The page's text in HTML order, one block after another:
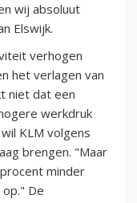
wij absoluut
Elswijk.
verhogen
het verlagen van
niet dat een
werkdruk
KLM volgens
brengen. "Maar
minder
De